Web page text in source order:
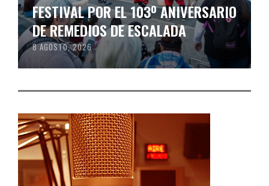
FESTIVAL POR EL 103º ANIVERSARIO
DE REMEDIOS DE ESCALADA
8 AGOSTO, 2026